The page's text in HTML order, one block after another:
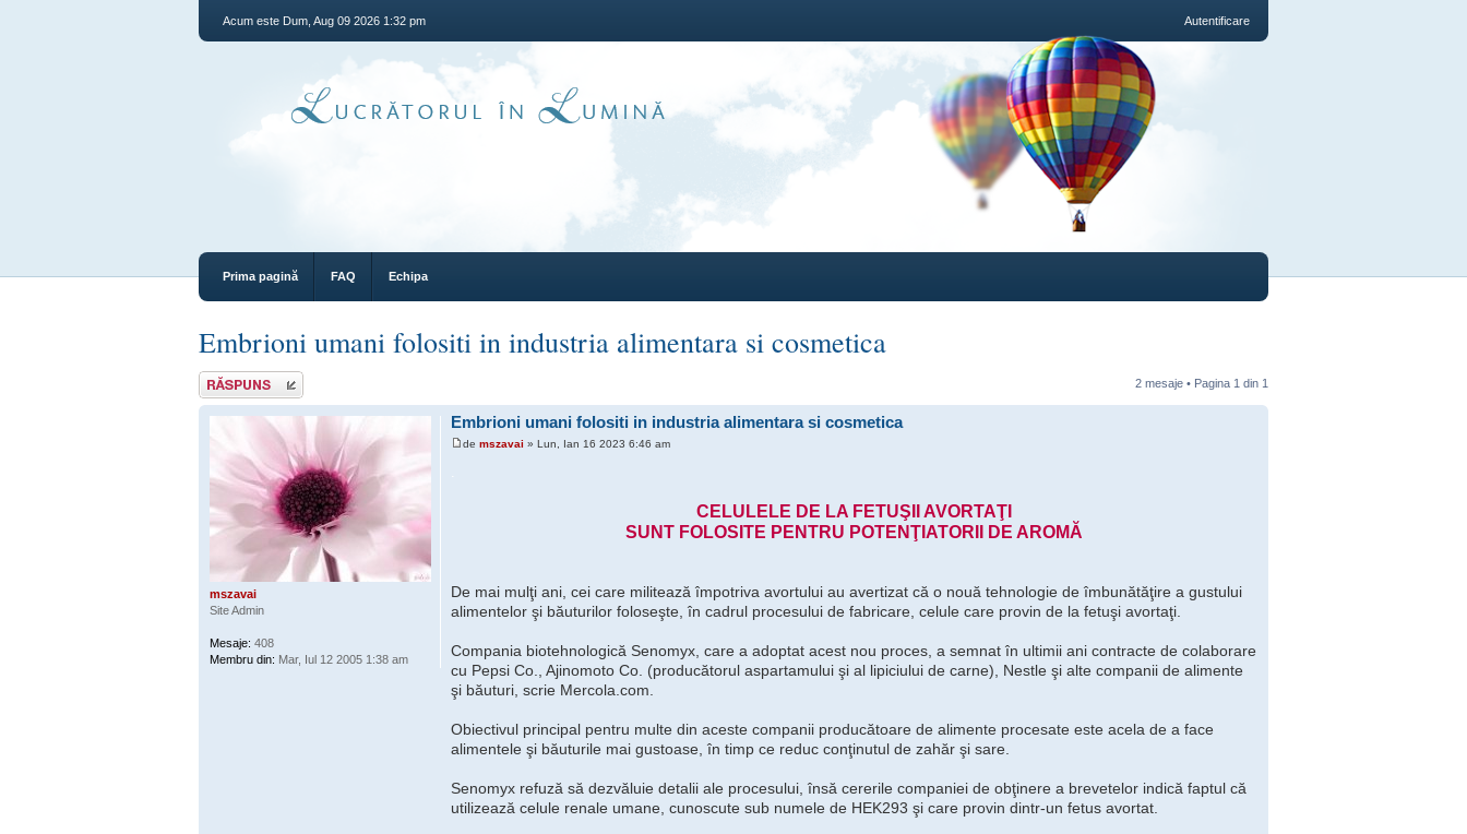
Acum este Dum, Aug 09 2026 1:32 pm Autentificare
Prima pagină FAQ Echipa
Embrioni umani folositi in industria alimentara si cosmetica
Răspunde 2 mesaje • Pagina 1 din 1
Embrioni umani folositi in industria alimentara si cosmetica
de mszavai » Lun, Ian 16 2023 6:46 am
CELULELE DE LA FETUŞII AVORTAŢI
SUNT FOLOSITE PENTRU POTENŢIATORII DE AROMĂ
De mai mulţi ani, cei care militează împotriva avortului au avertizat că o nouă tehnologie de îmbunătăţire a gustului
alimentelor şi băuturilor foloseşte, în cadrul procesului de fabricare, celule care provin de la fetuşi avortaţi.
Compania biotehnologică Senomyx, care a adoptat acest nou proces, a semnat în ultimii ani contracte de colaborare
cu Pepsi Co., Ajinomoto Co. (producătorul aspartamului şi al lipiciului de carne), Nestle şi alte companii de alimente
şi băuturi, scrie Mercola.com.
Obiectivul principal pentru multe din aceste companii producătoare de alimente procesate este acela de a face
alimentele şi băuturile mai gustoase, în timp ce reduc conţinutul de zahăr şi sare.
Senomyx refuză să dezvăluie detalii ale procesului, însă cererile companiei de obţinere a brevetelor indică faptul că
utilizează celule renale umane, cunoscute sub numele de HEK293 şi care provin dintr-un fetus avortat.
mszavai
Site Admin
Mesaje: 408
Membru din: Mar, Iul 12 2005 1:38 am